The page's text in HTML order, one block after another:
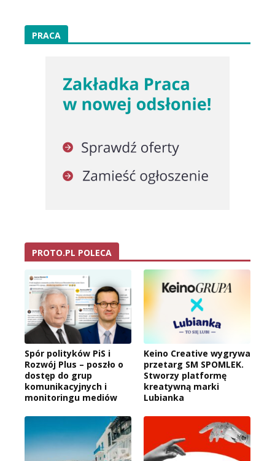
PRACA
PROTO.PL POLECA
Spór polityków PiS i
Rozwój Plus – poszło o
dostęp do grup
komunikacyjnych i
monitoringu mediów
Keino Creative wygrywa
przetarg SM SPOMLEK.
Stworzy platformę
kreatywną marki
Lubianka